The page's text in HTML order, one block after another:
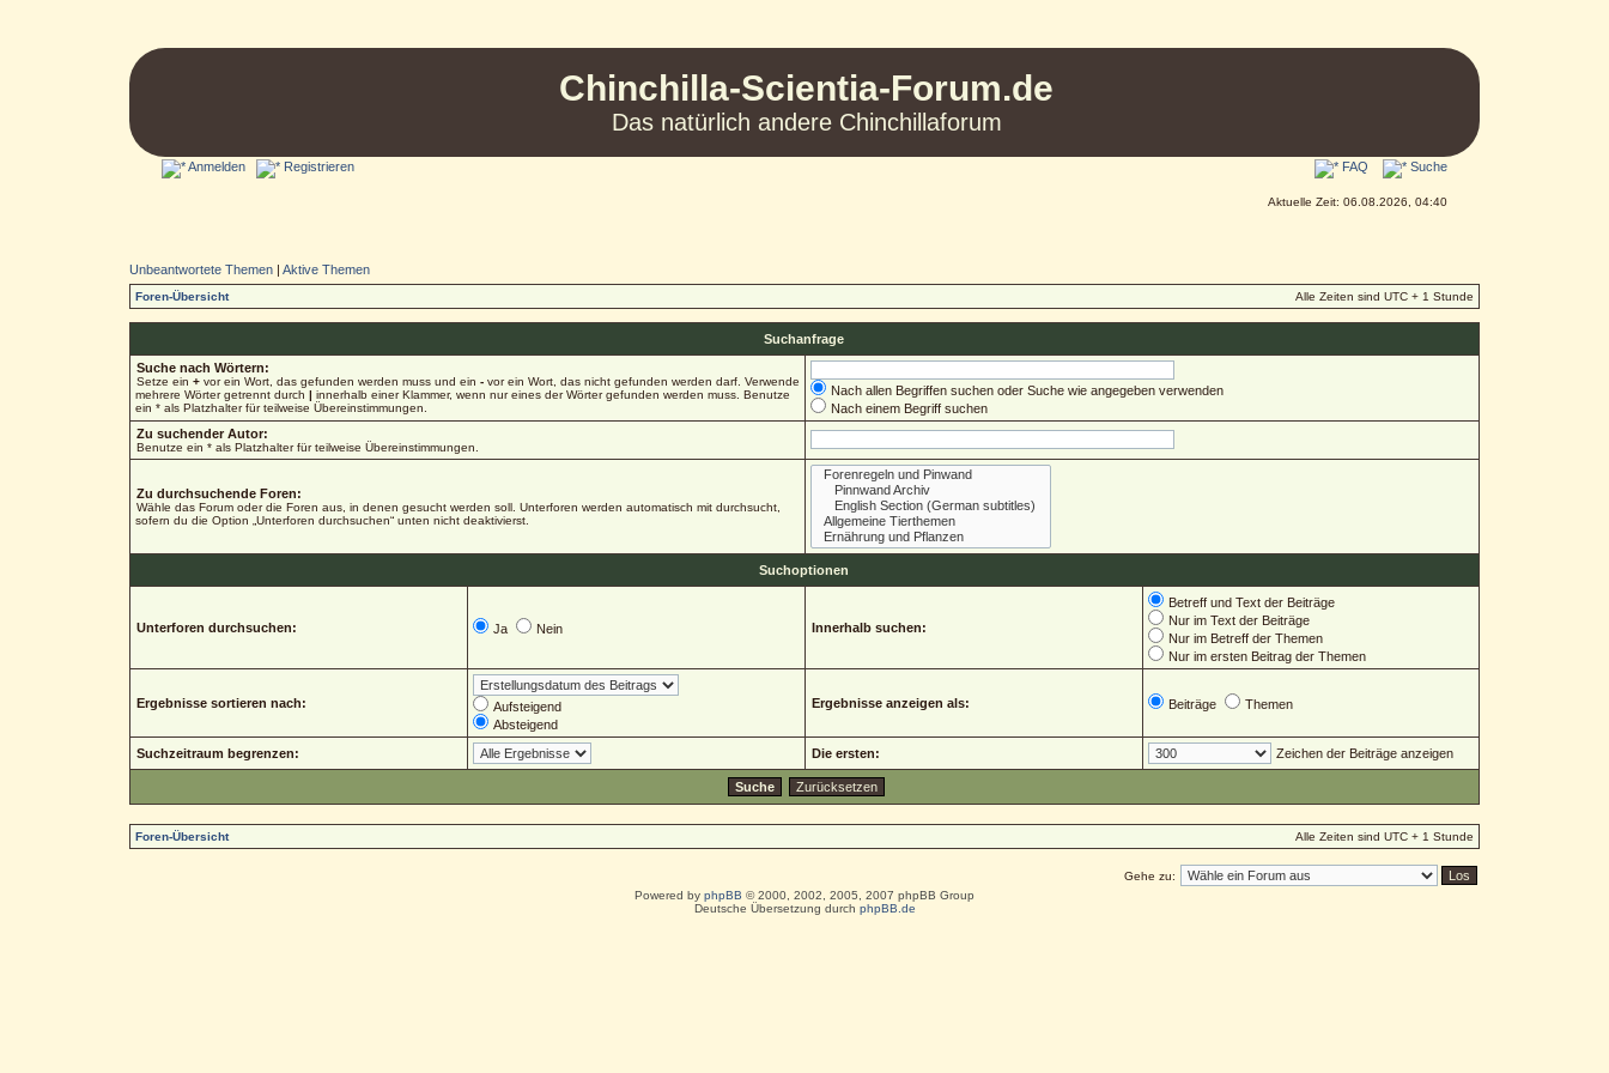
Chinchilla-Scientia-Forum.de
Das natürlich andere Chinchillaforum
Anmelden Registrieren FAQ Suche
Aktuelle Zeit: 06.08.2026, 04:40
Unbeantwortete Themen| Aktive Themen
Foren-Übersicht Alle Zeiten sind UTC + 1 Stunde
Suchanfrage
Suche nach Wörtern:
Setze ein +vor ein Wort, das gefunden werden muss und ein -vor ein Wort, das nicht gefunden werden darf. Verwende
mehrere Wörter getrennt durch | innerhalb einer Klammer, wenn nur eines der Wörter gefunden werden muss. Benutze
ein * als Platzhalter für teilweise Übereinstimmungen.
Nach allen Begriffen suchen oder Suche wie angegeben verwenden
Nach einem Begriff suchen
Zu suchender Autor:
Benutze ein * als Platzhalter für teilweise Übereinstimmungen.
Zu durchsuchende Foren:
Wähle das Forum oder die Foren aus, in denen gesucht werden soll. Unterforen werden automatisch mit durchsucht,
sofern du die Option „Unterforen durchsuchen“ unten nicht deaktivierst.
Suchoptionen
Unterforen durchsuchen: Ja Nein Innerhalb suchen:
Betreff und Text der Beiträge
Nur im Text der Beiträge
Nur im Betreff der Themen
Nur im ersten Beitrag der Themen
Ergebnisse sortieren nach:
Aufsteigend
Absteigend
Ergebnisse anzeigen als: Beiträge Themen
Suchzeitraum begrenzen: Die ersten: Zeichen der Beiträge anzeigen
Foren-Übersicht Alle Zeiten sind UTC + 1 Stunde
Gehe zu:
Powered by phpBB © 2000, 2002, 2005, 2007 phpBB Group
Deutsche Übersetzung durch phpBB.de